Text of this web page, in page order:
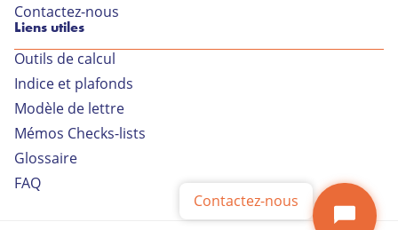
Contactez-nous
Contactez-nous
Liens utiles
Outils de calcul
Indice et plafonds
Modèle de lettre
Mémos Checks-lists
Glossaire
FAQ